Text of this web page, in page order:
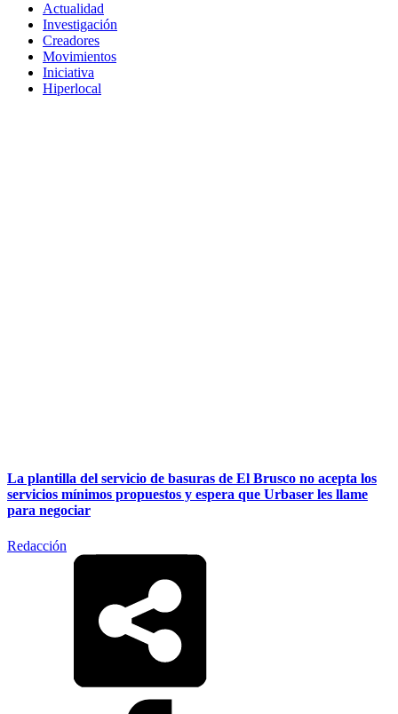
Actualidad
Investigación
Creadores
Movimientos
Iniciativa
Hiperlocal
La plantilla del servicio de basuras de El Brusco no acepta los
servicios mínimos propuestos y espera que Urbaser les llame
para negociar
Redacción